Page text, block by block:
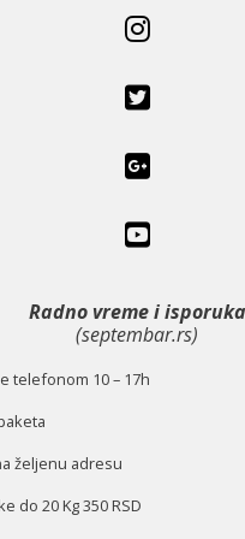
Radno vreme i isporuka
(septembar.rs)
telefonom 10 – 17h
željenu adresu
do 20 Kg 350 RSD